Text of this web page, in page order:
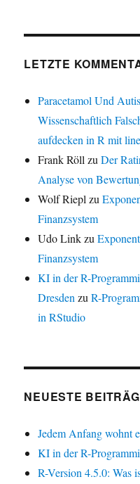
LETZTE
Paracetamol Und
Wissenschaftlich
aufdecken in R mit
Frank RöllzuDer
Analyse von
Wolf Rieplzu
Finanzsystem
Udo Linkzu
Finanzsystem
KI in der R-
DresdenzuR-
in RStudio
NEUESTE
Jedem Anfang wohnt
KI in der R-
R-Version 4.5.0: Was